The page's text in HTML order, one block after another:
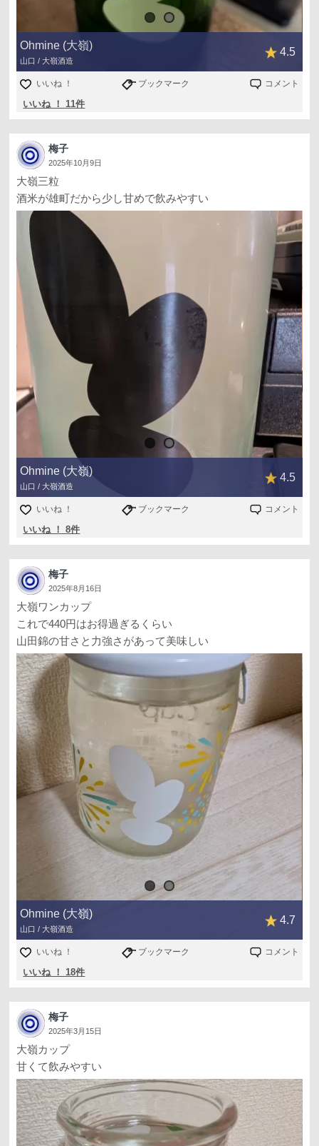
Ohmine (大嶺)
山口 / 大嶺酒造
4.5
いいね ！ ブックマーク コメント
いいね ！ 11件
梅子
2025年10月9日
大嶺三粒
酒米が雄町だから少し甘めで飲みやすい
Ohmine (大嶺)
山口 / 大嶺酒造
4.5
いいね ！ ブックマーク コメント
いいね ！ 8件
梅子
2025年8月16日
大嶺ワンカップ
これで440円はお得過ぎるくらい
山田錦の甘さと力強さがあって美味しい
Ohmine (大嶺)
山口 / 大嶺酒造
4.7
いいね ！ ブックマーク コメント
いいね ！ 18件
梅子
2025年3月15日
大嶺カップ
甘くて飲みやすい